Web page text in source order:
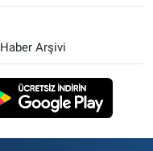
Haber Arşivi